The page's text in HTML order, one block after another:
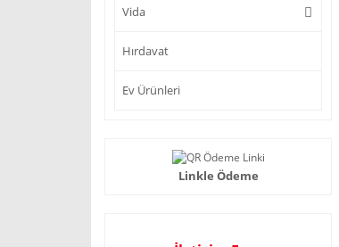
Vida
Hırdavat
Ev Ürünleri
Linkle Ödeme